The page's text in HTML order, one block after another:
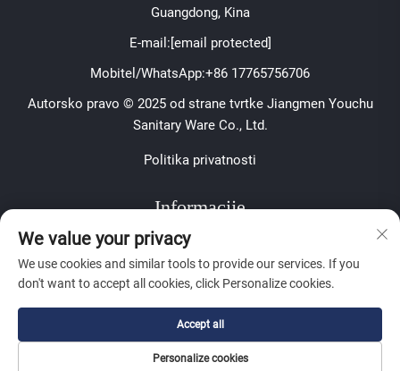
Guangdong, Kina
E-mail:[email protected]
Mobitel/WhatsApp:+86 17765756706
Autorsko pravo © 2025 od strane tvrtke Jiangmen Youchu
Sanitary Ware Co., Ltd.
Politika privatnosti
Informacije
Pretplatite se kako biste primali naš tjedni newsletter
Prenosi
We value your privacy
We use cookies and similar tools to provide our services. If you
don't want to accept all cookies, click Personalize cookies.
Personalize cookies
Accept all